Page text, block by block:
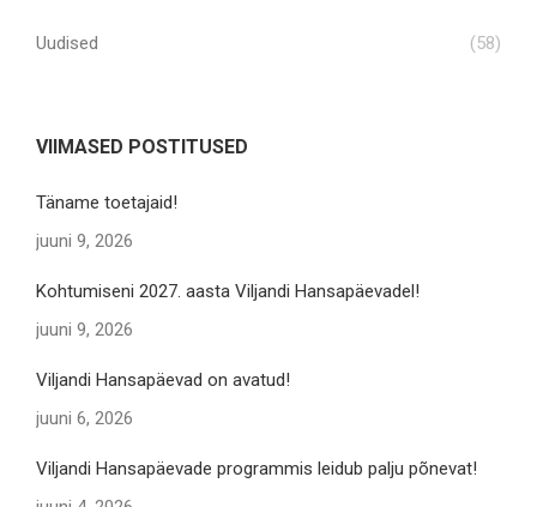
Uudised (58)
VIIMASED POSTITUSED
Täname toetajaid!
juuni 9, 2026
Kohtumiseni 2027. aasta Viljandi Hansapäevadel!
juuni 9, 2026
Viljandi Hansapäevad on avatud!
juuni 6, 2026
Viljandi Hansapäevade programmis leidub palju põnevat!